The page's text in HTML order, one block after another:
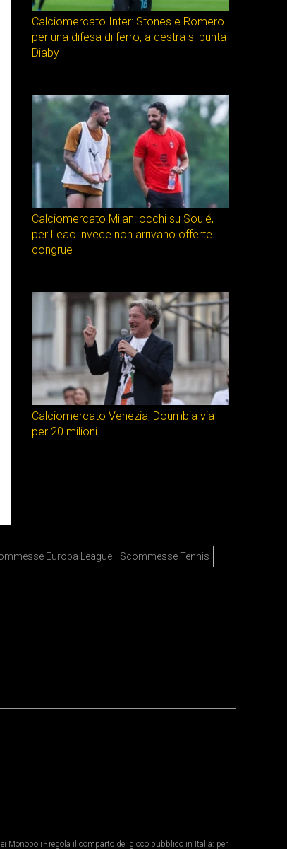
Calciomercato Inter: Stones e Romero
per una difesa di ferro, a destra si punta
Diaby
Calciomercato Milan: occhi su Soulé,
per Leao invece non arrivano offerte
congrue
Calciomercato Venezia, Doumbia via
per 20 milioni
Europa League
Scommesse Tennis
Monopoli - regola il comparto del gioco pubblico in Italia: per